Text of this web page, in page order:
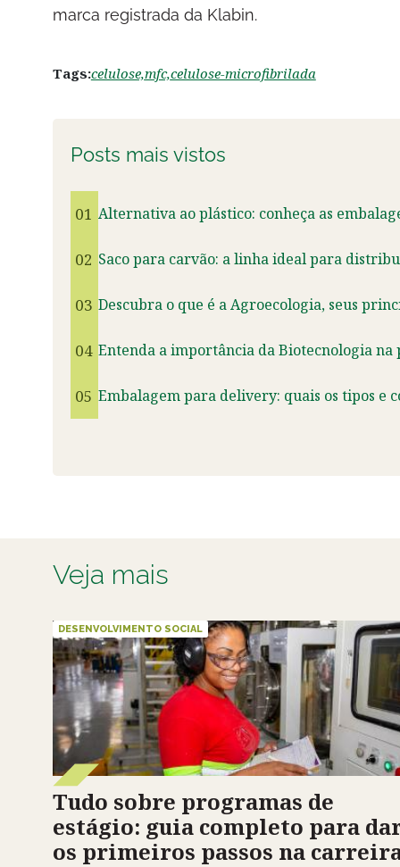
marca registrada da Klabin.
Tags:celulose,mfc,celulose-microfibrilada
Posts mais vistos
01 Alternativa ao plástico: conheça as
02 Saco para carvão: a linha ideal para
03 Descubra o que é a Agroecologia, seus
04 Entenda a importância da Biotecnologia na
05 Embalagem para delivery: quais os tipos e
Veja mais
DESENVOLVIMENTO SOCIAL
Tudo sobre programas de
estágio: guia completo para
os primeiros passos na